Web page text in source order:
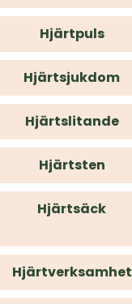
Hjärtpuls
Hjärtsjukdom
Hjärtslitande
Hjärtsten
Hjärtsäck
Hjärtverksamhet